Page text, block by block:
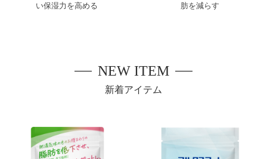
い保湿力を高める
肪を減らす
NEW ITEM
新着アイテム